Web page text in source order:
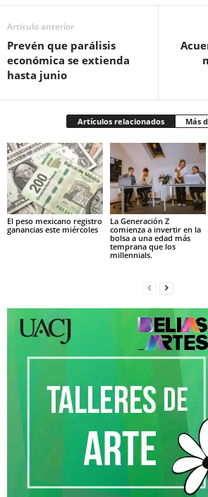
Artículo anterior
Prevén que parálisis
económica se extienda
hasta junio
Artículos relacionados Más
El peso mexicano registro
ganancias este miércoles
La Generación Z
comienza a invertir en la
bolsa a una edad más
temprana que los
millennials.